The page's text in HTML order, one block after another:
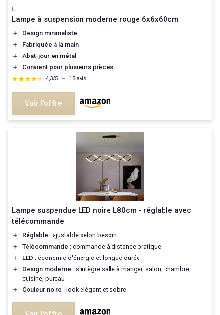
L
Lampe à suspension moderne rouge 6x6x60cm
＋
Design minimaliste
＋
Fabriquée à la main
＋
Abat-jour en métal
＋
Convient pour plusieurs pièces
★★★★★
★★★★★ 4,3/5 — 15 avis
Voir l'offre
Lampe suspendue LED noire L80cm - réglable avec
télécommande
＋ Réglable : ajustable selon besoin
＋
Télécommande : commande à distance pratique
＋
LED : économie d'énergie et longue durée
＋
Design moderne : s'intègre salle à manger, salon, chambre,
cuisine, bureau
＋
Couleur noire : look élégant et sobre